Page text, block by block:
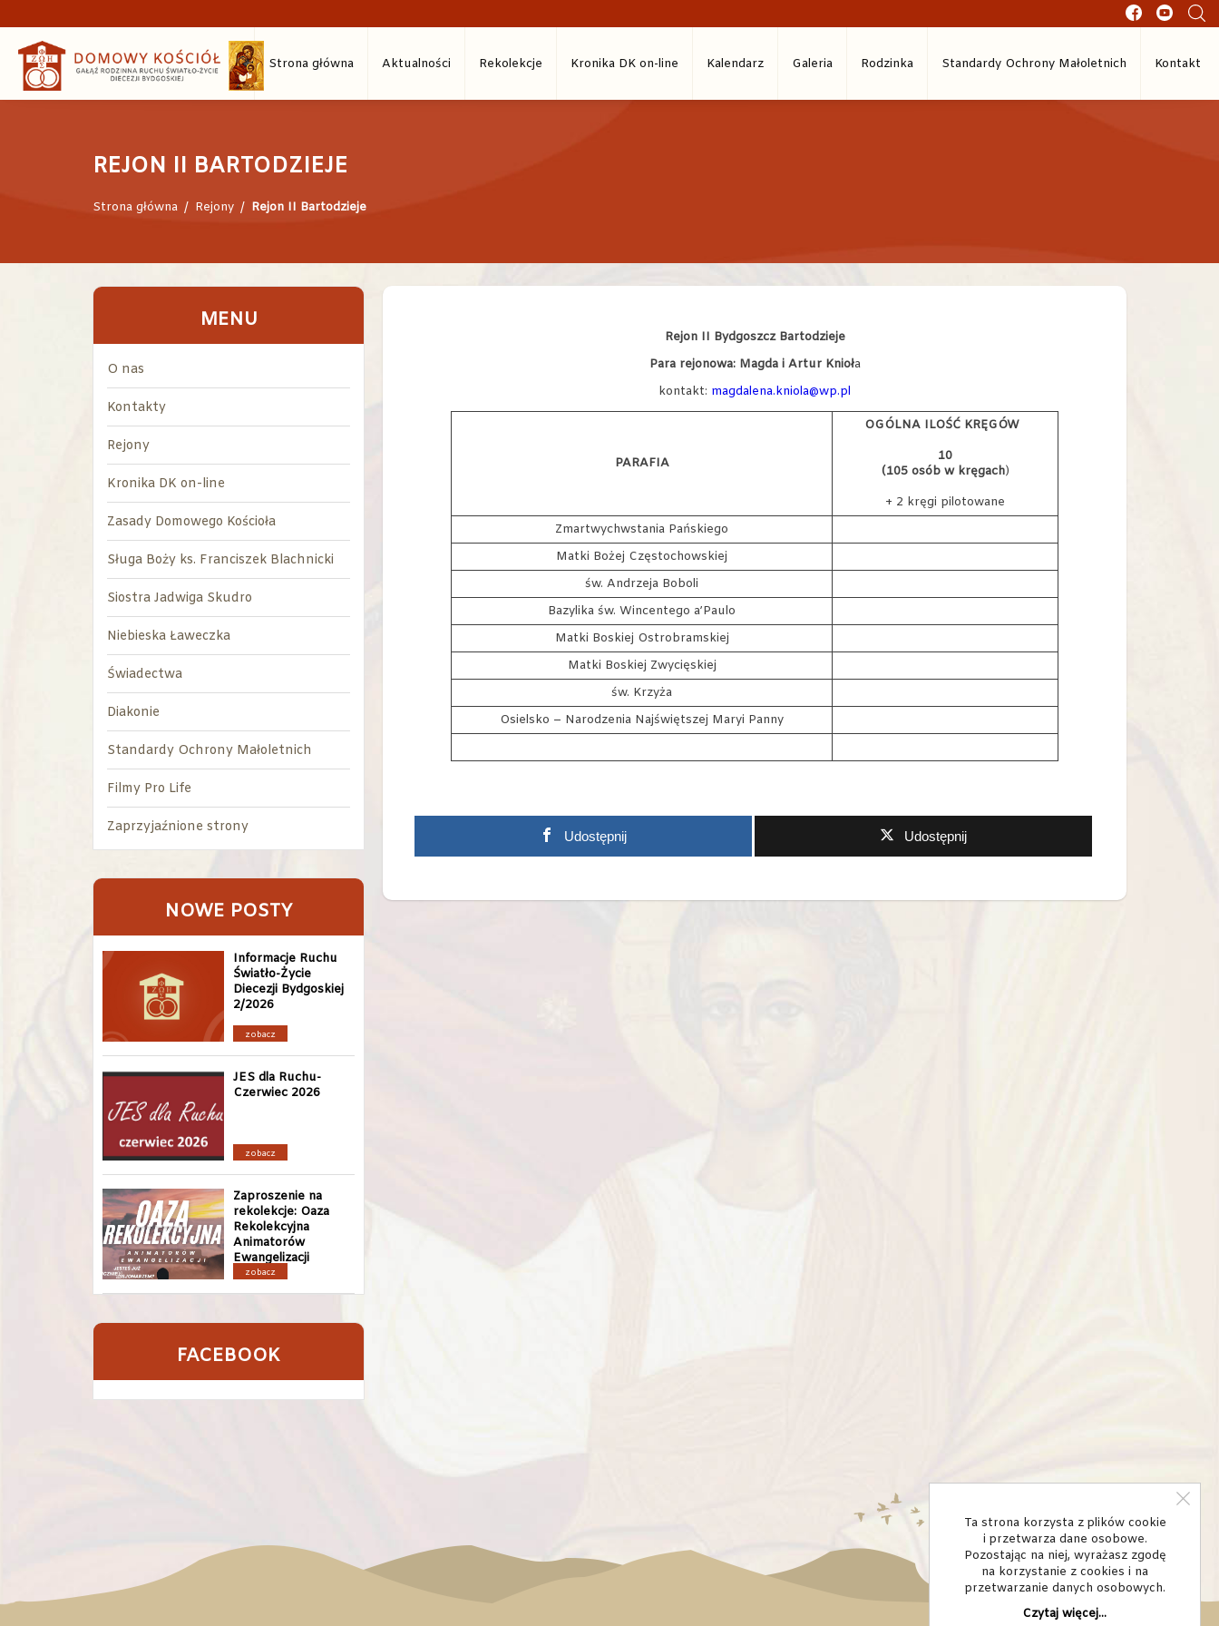
Ta strona korzysta z plików cookie
i przetwarza dane osobowe.
Pozostając na niej, wyrażasz zgodę
na korzystanie z cookies i na
przetwarzanie danych osobowych.
Czytaj więcej...
Strona główna Aktualności Rekolekcje Kronika DK on-line Kalendarz Galeria Rodzinka Standardy Ochrony Małoletnich Kontakt
REJON II BARTODZIEJE
Strona główna / Rejony / Rejon II Bartodzieje
Rejon II Bydgoszcz Bartodzieje
Para rejonowa: Magda i Artur Knioła
kontakt: magdalena.kniola@wp.pl
PARAFIA
OGÓLNA ILOŚĆ KRĘGÓW
10
(105 osób w kręgach)
+ 2 kręgi pilotowane
Zmartwychwstania Pańskiego
Matki Bożej Częstochowskiej
św. Andrzeja Boboli
Bazylika św. Wincentego a’Paulo
Matki Boskiej Ostrobramskiej
Matki Boskiej Zwycięskiej
św. Krzyża
Osielsko – Narodzenia Najświętszej Maryi Panny
Udostępnij Udostępnij
MENU
O nas
Kontakty
Rejony
Kronika DK on-line
Zasady Domowego Kościoła
Sługa Boży ks. Franciszek Blachnicki
Siostra Jadwiga Skudro
Niebieska Ławeczka
Świadectwa
Diakonie
Standardy Ochrony Małoletnich
Filmy Pro Life
Zaprzyjaźnione strony
NOWE POSTY
Informacje Ruchu
Światło-Życie
Diecezji Bydgoskiej
2/2026
zobacz
JES dla Ruchu-
Czerwiec 2026
zobacz
Zaproszenie na
rekolekcje: Oaza
Rekolekcyjna
Animatorów
Ewangelizacji
zobacz
FACEBOOK